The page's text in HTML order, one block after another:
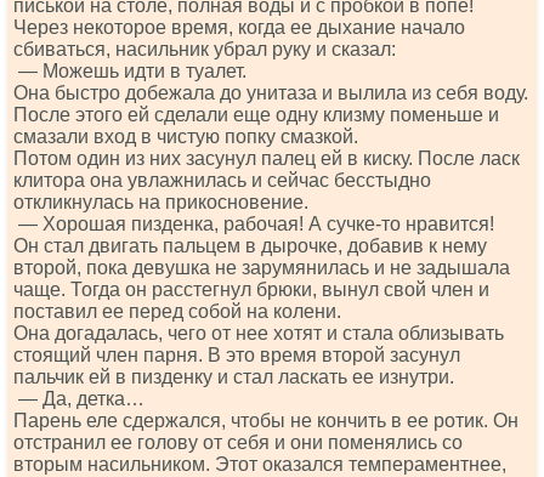
писькой на столе, полная воды и с пробкой в попе!
Через некоторое время, когда ее дыхание начало
сбиваться, насильник убрал руку и сказал:
— Можешь идти в туалет.
Она быстро добежала до унитаза и вылила из себя воду.
После этого ей сделали еще одну клизму поменьше и
смазали вход в чистую попку смазкой.
Потом один из них засунул палец ей в киску. После ласк
клитора она увлажнилась и сейчас бесстыдно
откликнулась на прикосновение.
— Хорошая пизденка, рабочая! А сучке-то нравится!
Он стал двигать пальцем в дырочке, добавив к нему
второй, пока девушка не зарумянилась и не задышала
чаще. Тогда он расстегнул брюки, вынул свой член и
поставил ее перед собой на колени.
Она догадалась, чего от нее хотят и стала облизывать
стоящий член парня. В это время второй засунул
пальчик ей в пизденку и стал ласкать ее изнутри.
— Да, детка…
Парень еле сдержался, чтобы не кончить в ее ротик. Он
отстранил ее голову от себя и они поменялись со
вторым насильником. Этот оказался темпераментнее,